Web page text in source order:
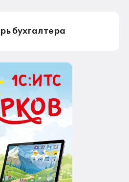
бухгалтера